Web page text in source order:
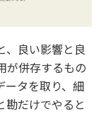
、良い影響と良
が併存するもの
ータを取り、細
勘だけでやると